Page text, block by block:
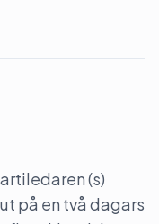
(s)
på en två dagars